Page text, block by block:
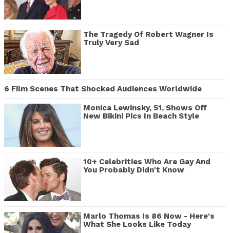
The Tragedy Of Robert Wagner Is
Truly Very Sad
6 Film Scenes That Shocked Audiences Worldwide
Monica Lewinsky, 51, Shows Off
New Bikini Pics In Beach Style
10+ Celebrities Who Are Gay And
You Probably Didn't Know
Marlo Thomas Is 86 Now - Here's
What She Looks Like Today